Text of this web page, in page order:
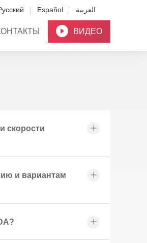
Español العربية
ВИДЕО
скорости
и вариантам